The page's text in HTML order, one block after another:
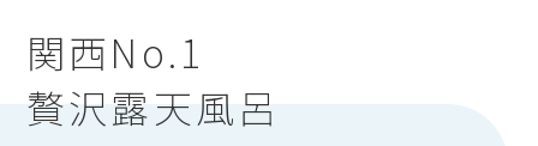
関西No.1
贅沢露天風呂